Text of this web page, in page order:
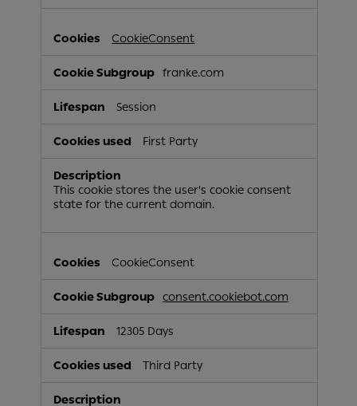
CookieConsent
franke.com
Session
First Party
This cookie stores the user's cookie consent
state for the current domain.
CookieConsent
consent.cookiebot.com
12305 Days
Third Party